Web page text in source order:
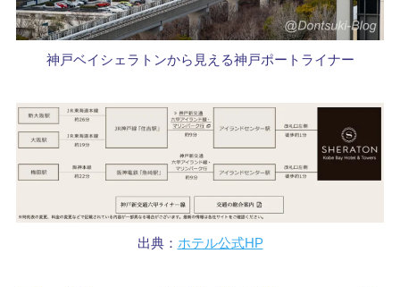
神戸ベイシェラトンから見える神戸ポートライナー
出典： ホテル公式HP